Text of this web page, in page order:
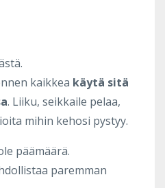
kaikkea käytä sitä
. Liiku, seikkaile pelaa,
mihin kehosi pystyy.
päämäärä.
paremman